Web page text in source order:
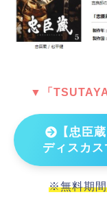
▼「
【忠臣
ディスカス
※無料期間